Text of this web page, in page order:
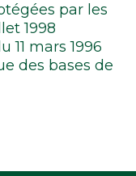
par les
1998
mars 1996
des bases de